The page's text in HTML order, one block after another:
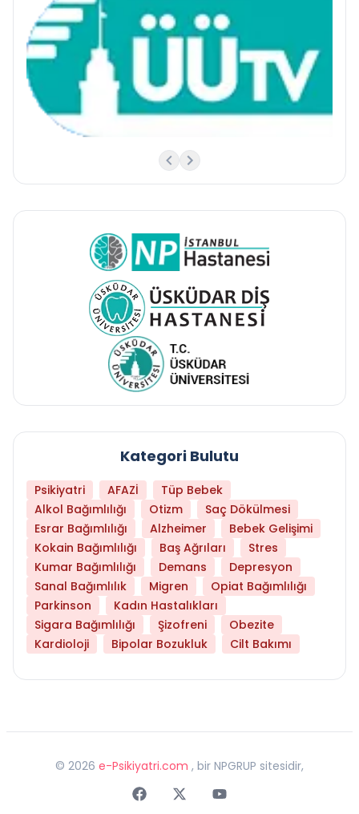
Kategori Bulutu
Psikiyatri AFAZİ
Tüp Bebek
Alkol Bağımlılığı
Otizm
Saç Dökülmesi
Esrar Bağımlılığı
Alzheimer
Bebek Gelişimi
Kokain Bağımlılığı
Baş Ağrıları
Stres
Kumar Bağımlılığı
Demans
Depresyon
Sanal Bağımlılık
Migren
Opiat Bağımlılığı
Parkinson
Kadın Hastalıkları
Sigara Bağımlılığı
Şizofreni
Obezite
Kardioloji
Bipolar Bozukluk Cilt Bakımı
© 2026 e-Psikiyatri.com , bir NPGRUP sitesidir,